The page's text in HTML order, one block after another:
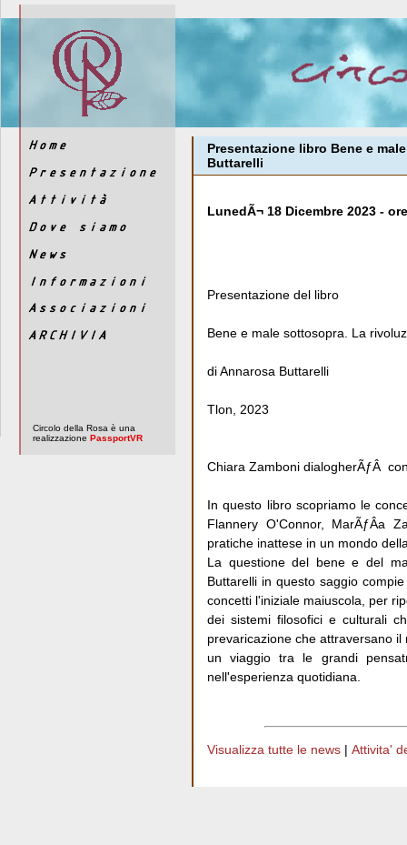
Circolo della Rosa è una
realizzazione PassportVR
Presentazione libro Bene e
Buttarelli
LunedÃ¬ 18 Dicembre 2023 -
Presentazione del libro
Bene e male sottosopra. La
di Annarosa Buttarelli
Tlon, 2023
Chiara Zamboni dialogherÃƒÂ
In questo libro scopriamo le
Flannery O'Connor, MarÃƒÂ­a
pratiche inattese in un mondo
La questione del bene e del
Buttarelli in questo saggio
concetti l'iniziale maiuscola, per
dei sistemi filosofici e culturali
prevaricazione che attraversano
un viaggio tra le grandi
nell'esperienza quotidiana.
Visualizza tutte le news | Attivita'